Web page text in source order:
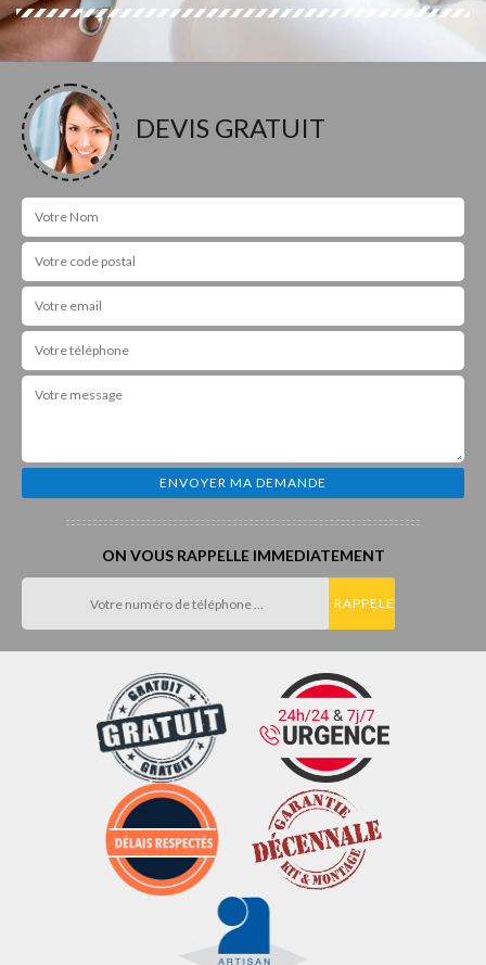
DEVIS GRATUIT
ON VOUS RAPPELLE IMMEDIATEMENT